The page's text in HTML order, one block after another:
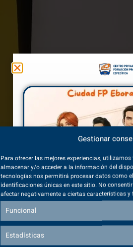
Gestionar
Para ofrecer las mejores experiencias,
almacenar y/o acceder a la información del
tecnologías nos permitirá procesar datos como
identificaciones únicas en este sitio. No
afectar negativamente a ciertas características y
Funcional
Estadísticas